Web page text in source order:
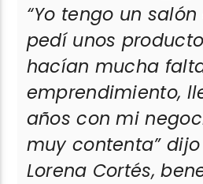
“Yo tengo un
pedí unos
hacían mucha
emprendimiento,
años con mi
muy contenta”
Lorena Cortés,